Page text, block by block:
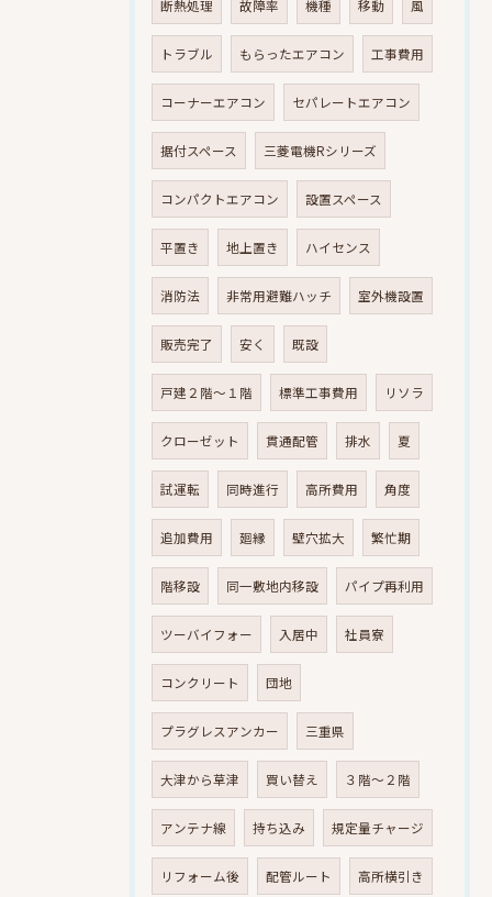
断熱処理 故障率 機種 移動 風
トラブル もらったエアコン 工事費用
コーナーエアコン セパレートエアコン
据付スペース 三菱電機Rシリーズ
コンパクトエアコン 設置スペース
平置き 地上置き ハイセンス
消防法 非常用避難ハッチ 室外機設置
販売完了 安く 既設
戸建２階～１階 標準工事費用 リソラ
クローゼット 貫通配管 排水 夏
試運転 同時進行 高所費用 角度
追加費用 廻縁 壁穴拡大 繁忙期
階移設 同一敷地内移設 パイプ再利用
ツーバイフォー 入居中 社員寮
コンクリート 団地
プラグレスアンカー 三重県
大津から草津 買い替え ３階～２階
アンテナ線 持ち込み 規定量チャージ
リフォーム後 配管ルート 高所横引き